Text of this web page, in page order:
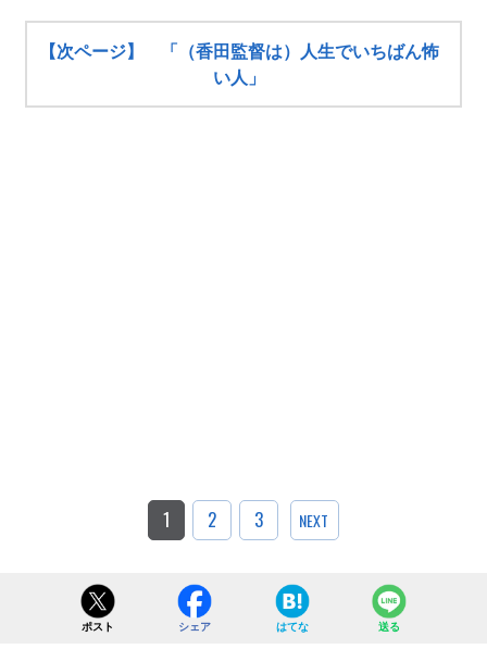
【次ページ】 「（香田監督は）人生でいちばん怖
い人」
1 2 3 NEXT
ポスト シェア はてな 送る